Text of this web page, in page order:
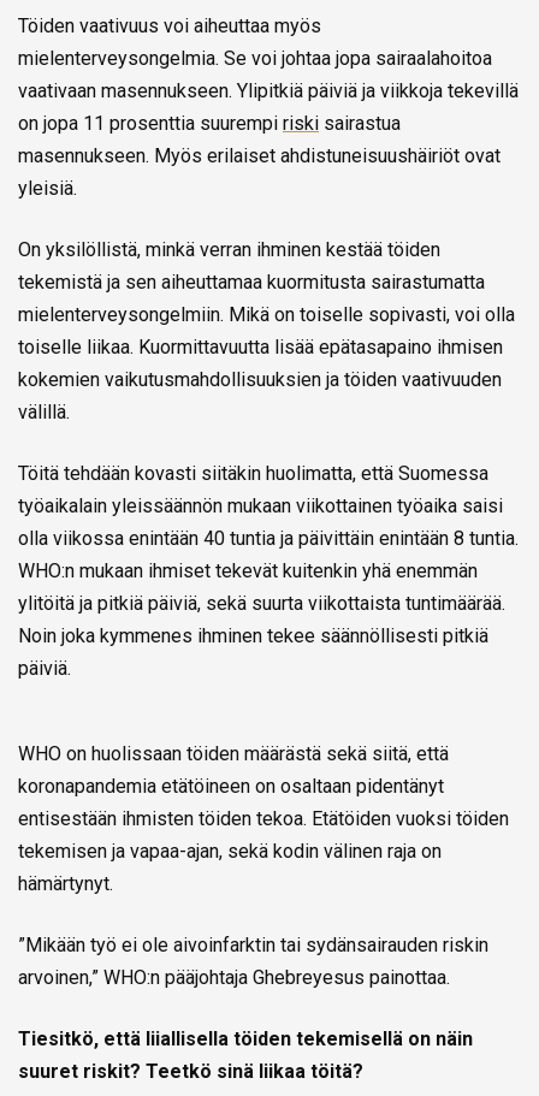
Töiden vaativuus voi aiheuttaa myös
mielenterveysongelmia. Se voi johtaa jopa sairaalahoitoa
vaativaan masennukseen. Ylipitkiä päiviä ja viikkoja tekevillä
on jopa 11 prosenttia suurempi riski sairastua
masennukseen. Myös erilaiset ahdistuneisuushäiriöt ovat
yleisiä.
On yksilöllistä, minkä verran ihminen kestää töiden
tekemistä ja sen aiheuttamaa kuormitusta sairastumatta
mielenterveysongelmiin. Mikä on toiselle sopivasti, voi olla
toiselle liikaa. Kuormittavuutta lisää epätasapaino ihmisen
kokemien vaikutusmahdollisuuksien ja töiden vaativuuden
välillä.
Töitä tehdään kovasti siitäkin huolimatta, että Suomessa
työaikalain yleissäännön mukaan viikottainen työaika saisi
olla viikossa enintään 40 tuntia ja päivittäin enintään 8 tuntia.
WHO:n mukaan ihmiset tekevät kuitenkin yhä enemmän
ylitöitä ja pitkiä päiviä, sekä suurta viikottaista tuntimäärää.
Noin joka kymmenes ihminen tekee säännöllisesti pitkiä
päiviä.
WHO on huolissaan töiden määrästä sekä siitä, että
koronapandemia etätöineen on osaltaan pidentänyt
entisestään ihmisten töiden tekoa. Etätöiden vuoksi töiden
tekemisen ja vapaa-ajan, sekä kodin välinen raja on
hämärtynyt.
”Mikään työ ei ole aivoinfarktin tai sydänsairauden riskin
arvoinen,” WHO:n pääjohtaja Ghebreyesus painottaa.
Tiesitkö, että liiallisella töiden tekemisellä on näin
suuret riskit? Teetkö sinä liikaa töitä?